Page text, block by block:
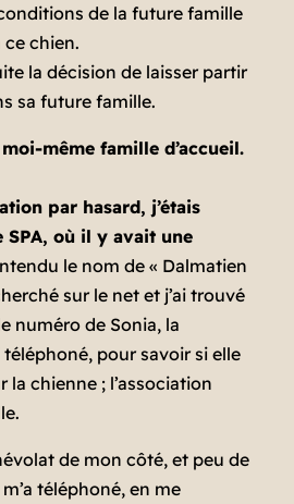
de la future famille
chien.
la décision de laisser partir
sa future famille.
même famille d’accueil.
par hasard, j’étais
SPA, où il y avait une
le nom de « Dalmatien
sur le net et j’ai trouvé
numéro de Sonia, la
pour savoir si elle
chienne ; l’association
de mon côté, et peu de
téléphoné, en me